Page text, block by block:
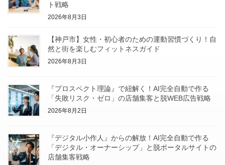
ト戦略
2026年8月3日
【神戸市】女性・初心者のための運動習慣づくり！自
然と街を楽しむフィットネスガイド
2026年8月3日
『プロスペクト理論』で紐解く！AI完全自動で作る
「失敗リスク・ゼロ」の店舗集客と脱WEB広告戦略
2026年8月2日
『デジタル小作人』からの解放！AI完全自動で作る
「デジタル・オーナーシップ」と脱ポータルサイトの
店舗集客戦略